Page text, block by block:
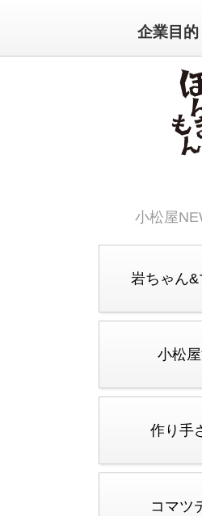
企業目的
小松屋
岩ちゃん
小松
作り手
コマツ